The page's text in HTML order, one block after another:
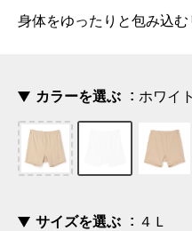
身体をゆったりと包み込む
カラーを選ぶ ホワイト
サイズを選ぶ ４Ｌ